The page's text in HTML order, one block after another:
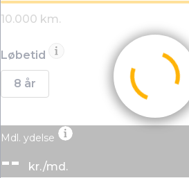
Løbetid
8 år
Mdl. ydelse
--
kr./md.